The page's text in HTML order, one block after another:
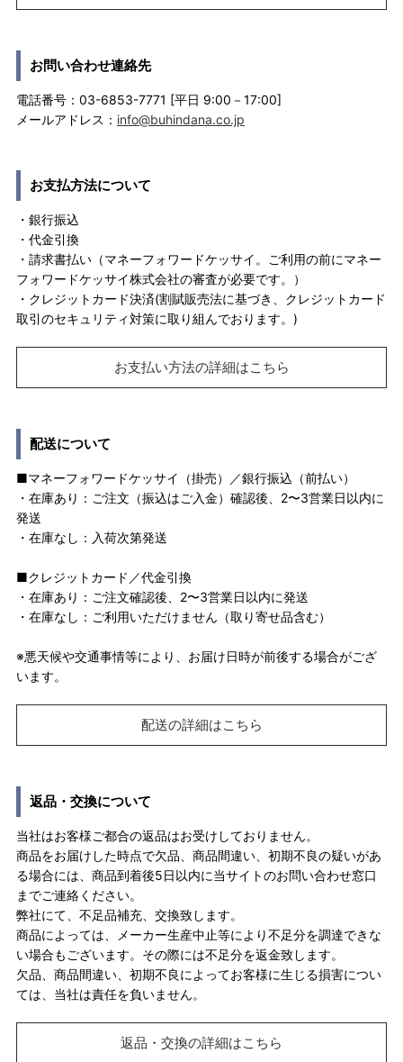
お問い合わせ連絡先
電話番号：03-6853-7771 [平日 9:00－17:00]
メールアドレス： info@buhindana.co.jp
お支払方法について
・銀行振込
・代金引換
・請求書払い（マネーフォワードケッサイ。ご利用の前にマネー
フォワードケッサイ株式会社の審査が必要です。）
・クレジットカード決済(割賦販売法に基づき、クレジットカード
取引のセキュリティ対策に取り組んでおります。)
お支払い方法の詳細はこちら
配送について
■マネーフォワードケッサイ（掛売）／銀行振込（前払い）
・在庫あり：ご注文（振込はご入金）確認後、2〜3営業日以内に
発送
・在庫なし：入荷次第発送
■クレジットカード／代金引換
・在庫あり：ご注文確認後、2〜3営業日以内に発送
・在庫なし：ご利用いただけません（取り寄せ品含む）
※悪天候や交通事情等により、お届け日時が前後する場合がござ
います。
配送の詳細はこちら
返品・交換について
当社はお客様ご都合の返品はお受けしておりません。
商品をお届けした時点で欠品、商品間違い、初期不良の疑いがあ
る場合には、商品到着後5日以内に当サイトのお問い合わせ窓口
までご連絡ください。
弊社にて、不足品補充、交換致します。
商品によっては、メーカー生産中止等により不足分を調達できな
い場合もございます。その際には不足分を返金致します。
欠品、商品間違い、初期不良によってお客様に生じる損害につい
ては、当社は責任を負いません。
返品・交換の詳細はこちら